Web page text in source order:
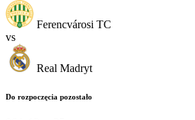
Ferencvárosi TC
vs
Real Madryt
Do rozpoczęcia pozostało